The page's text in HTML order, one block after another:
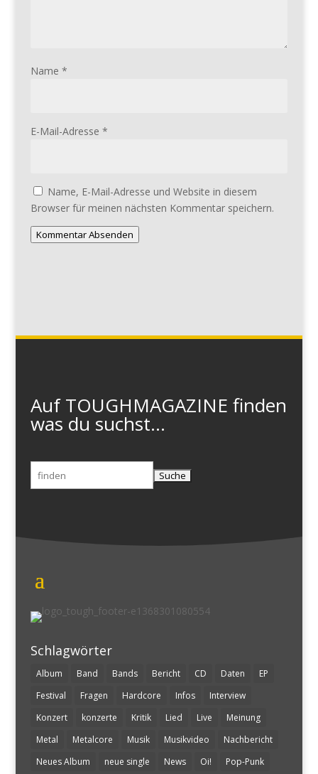
Name *
E-Mail-Adresse *
Name, E-Mail-Adresse und Website in diesem
Browser für meinen nächsten Kommentar speichern.
Kommentar Absenden
Auf TOUGHMAGAZINE finden
was du suchst...
Suchen
nach:
Schlagwörter
Album Band Bands Bericht CD Daten
EP
Festival
Fragen Hardcore Infos
Interview
Konzert
konzerte Kritik Lied Live
Meinung
Metal
Metalcore Musik Musikvideo
Nachbericht
Neues Album
neue single News Oi! Pop-Punk